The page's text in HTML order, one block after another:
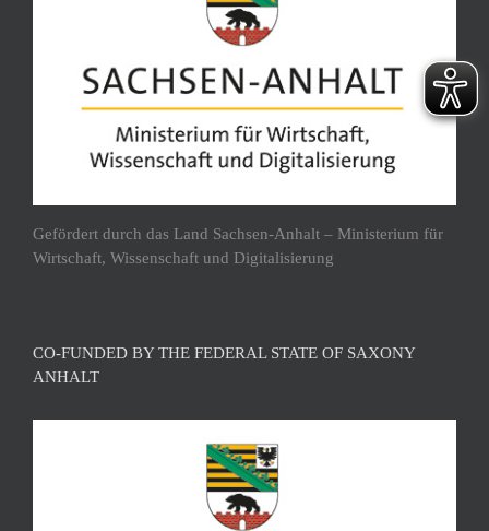
Gefördert durch das Land Sachsen-Anhalt – Ministerium für
Wirtschaft, Wissenschaft und Digitalisierung
CO-FUNDED BY THE FEDERAL STATE OF SAXONY
ANHALT